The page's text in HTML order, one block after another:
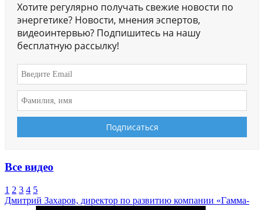
Хотите регулярно получать свежие новости по
энергетике? Новости, мнения эспертов,
видеоинтервью? Подпишитесь на нашу
бесплатную рассылку!
Все видео
1 2 3 4 5
Дмитрий Захаров, директор по развитию компании «Гамма-